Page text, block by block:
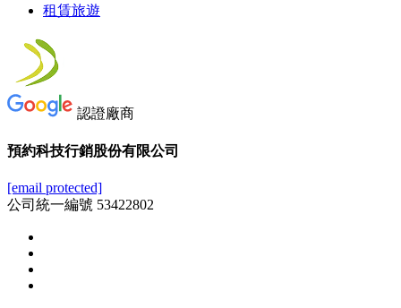
租賃旅遊
認證廠商
預約科技行銷股份有限公司
[email protected]
公司統一編號 53422802